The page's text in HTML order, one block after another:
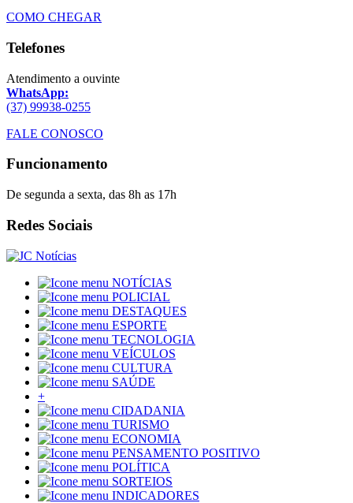
COMO CHEGAR
Telefones
Atendimento a ouvinte
WhatsApp:
(37) 99938-0255
FALE CONOSCO
Funcionamento
De segunda a sexta, das 8h as 17h
Redes Sociais
NOTÍCIAS
POLICIAL
DESTAQUES
ESPORTE
TECNOLOGIA
VEÍCULOS
CULTURA
SAÚDE
+
CIDADANIA
TURISMO
ECONOMIA
PENSAMENTO POSITIVO
POLÍTICA
SORTEIOS
INDICADORES